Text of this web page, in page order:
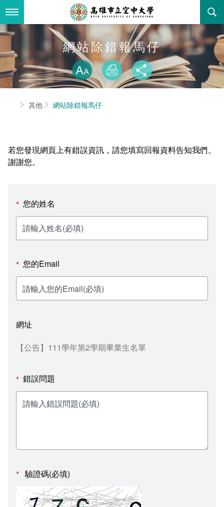
到
要
內最新消息
全部公告
教務公告
學系公告
活動研習
歷史訊息
新聞媒體專區
校園行事曆
報名系統
線上報名查詢
關於本校
空大簡介
立案證明
空大有利的學習條件
環境設備
本校位置
資訊圖像化專區
活動花絮
影音資訊
行政單位
行政單位簡介
校長室
教務處課務組
學習指導中心
輔導處
研發處
秘書處出納組
秘書處文書組
教學媒體處
電算中心
人事室
學術單位
通識教育中心
法律學系
大眾傳播學系
外國語文學系
文化藝術學系
健康管理與促進學系
其他好站
資訊相關法規
校務資訊
新生報名
在學資訊
校務系統
課程大綱
網路選課
校園行事曆
校內系統
資訊服務線上報修系統
消耗品申請
教室‧會議室預約系統
線上報修最新消息
問卷調查
法令規章
政府公開資訊
常見問答
意見信箱
各單位意見信箱
諮詢信箱進度查詢
影音資訊
網站除錯報馬仔
略過字型切
放大
列印 分享
首頁其他 網站除錯報馬仔
若您發現網頁上有錯誤資訊，請您填寫回報資料告知我們。
謝謝您。
* 您的姓名
* 您的Email
網址
​​【公告】111學年第2學期畢業生名單
* 錯誤問題
* 驗證碼(必填)